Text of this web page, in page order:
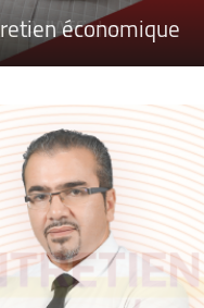
économique
A l'Affiche
Declaration